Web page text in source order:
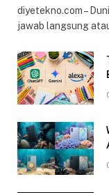
diyetekno.com –
jawab langsung